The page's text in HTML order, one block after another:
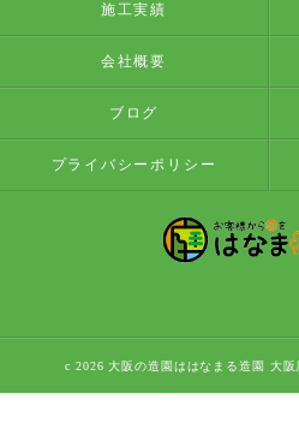
施工実績
会社概要
ブログ
プライバシーポリシー
c 2026 大阪の造園ははなまる造園 大